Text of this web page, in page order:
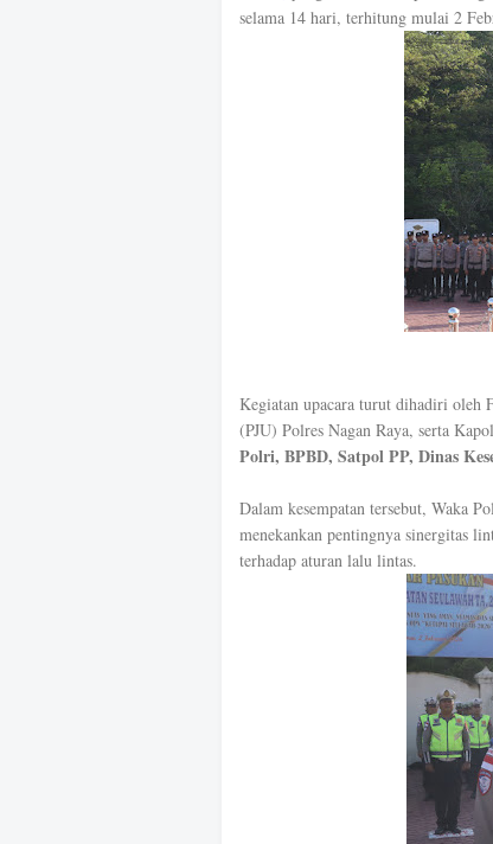
selama 14 hari, terhitung mulai 2
Kegiatan upacara turut dihadiri oleh
(PJU) Polres Nagan Raya, serta
Polri, BPBD, Satpol PP, Dinas
Dalam kesempatan tersebut, Waka
menekankan pentingnya sinergitas
terhadap aturan lalu lintas.